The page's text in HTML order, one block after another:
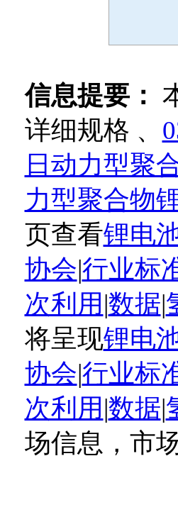
信息提要：
详细规格 、
日动力型聚
力型聚合物
页查看锂电
协会|行业标
次利用|数据|
将呈现锂电
协会|行业标
次利用|数据|
场信息，市